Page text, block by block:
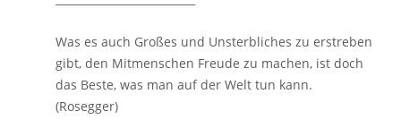
Was es auch Großes und Unsterbliches zu erstreben
gibt, den Mitmenschen Freude zu machen, ist doch
das Beste, was man auf der Welt tun kann.
(Rosegger)